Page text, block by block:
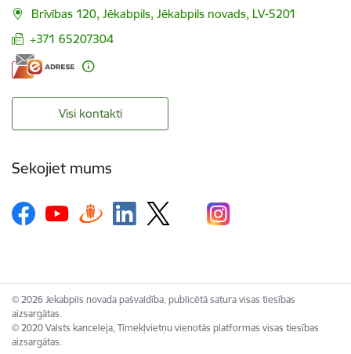
Brīvības 120, Jēkabpils, Jēkabpils novads, LV-5201
+371 65207304
Visi kontakti
Sekojiet mums
© 2026 Jekabpils novada pašvaldība, publicētā satura visas tiesības
aizsargātas.
© 2020 Valsts kanceleja, Tīmekļvietņu vienotās platformas visas tiesības
aizsargātas.